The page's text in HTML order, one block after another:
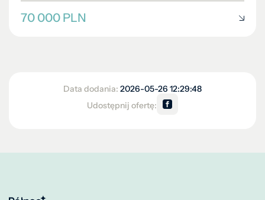
70 000 PLN
Data dodania: 2026-05-26 12:29:48
Udostępnij ofertę: